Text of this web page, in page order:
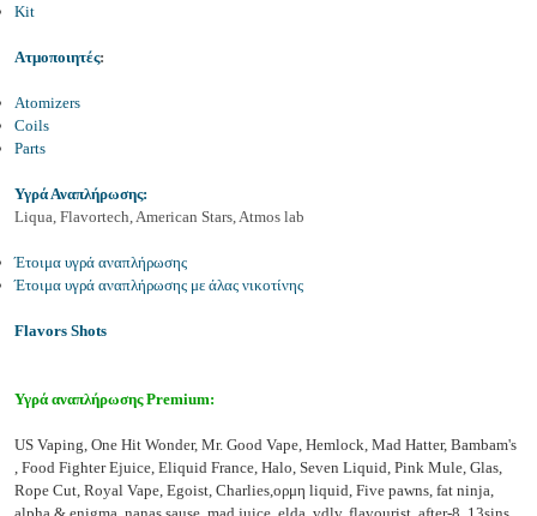
Kit
Ατμοποιητές:
Atomizers
Coils
Parts
Υγρά Αναπλήρωσης:
Liqua, Flavortech, American Stars, Atmos lab
Έτοιμα υγρά αναπλήρωσης
Έτοιμα υγρά αναπλήρωσης με άλας νικοτίνης
Flavors Shots
Υγρά αναπλήρωσης Premium:
US Vaping, One Hit Wonder, Mr. Good Vape, Hemlock, Mad Hatter, Bambam's
, Food Fighter Ejuice, Eliquid France, Halo, Seven Liquid, Pink Mule, Glas,
Rope Cut, Royal Vape, Egoist, Charlies,ορμη liquid, Five pawns, fat ninja,